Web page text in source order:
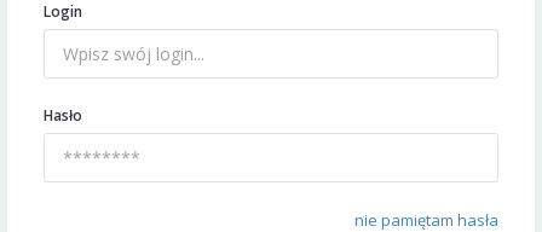
Login
Hasło
nie pamiętam hasła